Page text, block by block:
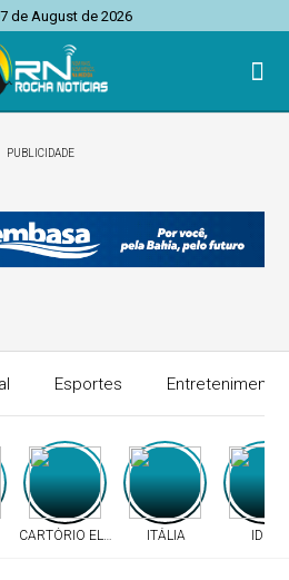
de August de 2026
PUBLICIDADE
Esportes Entretenimento
CARTÓRIO ELEITORALITÁLIA IDEB